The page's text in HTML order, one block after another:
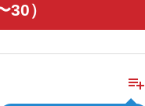
）
playlist_add